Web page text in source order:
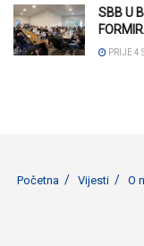
SBB U
PRIJE 4
Početna Vijesti O